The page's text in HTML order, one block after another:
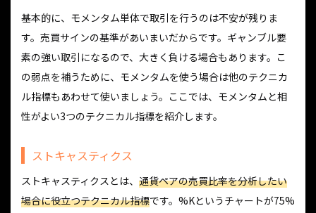
基本的に、モメンタム単体で取引を行うのは不安が残りま
す。売買サインの基準があいまいだからです。ギャンブル要
素の強い取引になるので、大きく負ける場合もあります。こ
の弱点を補うために、モメンタムを使う場合は他のテクニカ
ル指標もあわせて使いましょう。ここでは、モメンタムと相
性がよい3つのテクニカル指標を紹介します。
ストキャスティクス
ストキャスティクスとは、 通貨ペアの売買比率を分析したい
場合に役立つテクニカル指標です。%Kというチャートが75%